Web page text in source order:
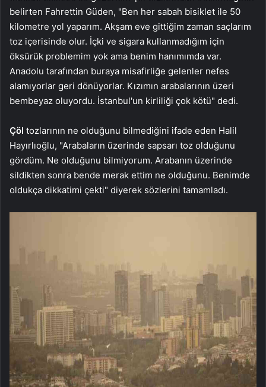
belirten Fahrettin Güden, "Ben her sabah bisiklet ile 50
kilometre yol yaparım. Akşam eve gittiğim zaman saçlarım
toz içerisinde olur. İçki ve sigara kullanmadığım için
öksürük problemim yok ama benim hanımımda var.
Anadolu tarafından buraya misafirliğe gelenler nefes
alamıyorlar geri dönüyorlar. Kızımın arabalarının üzeri
bembeyaz oluyordu. İstanbul'un kirliliği çok kötü" dedi.
Çöl tozlarının ne olduğunu bilmediğini ifade eden Halil
Hayırlıoğlu, "Arabaların üzerinde sapsarı toz olduğunu
gördüm. Ne olduğunu bilmiyorum. Arabanın üzerinde
sildikten sonra bende merak ettim ne olduğunu. Benimde
oldukça dikkatimi çekti" diyerek sözlerini tamamladı.